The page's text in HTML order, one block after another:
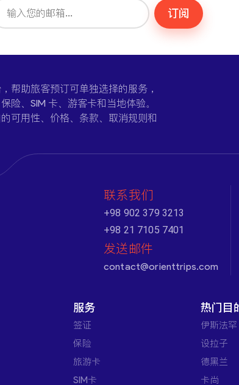
订阅
帮助旅客预订可单独选择的服务，
险、SIM 卡、游客卡和当地体验。
可用性、价格、条款、取消规则和
联系我们
+98 902 379 3213
+98 21 7105 7401
发送邮件
contact@orienttrips.com
服务
签证
保险
旅游卡
SIM卡
热门目
伊斯法罕
设拉子
德黑兰
卡尚